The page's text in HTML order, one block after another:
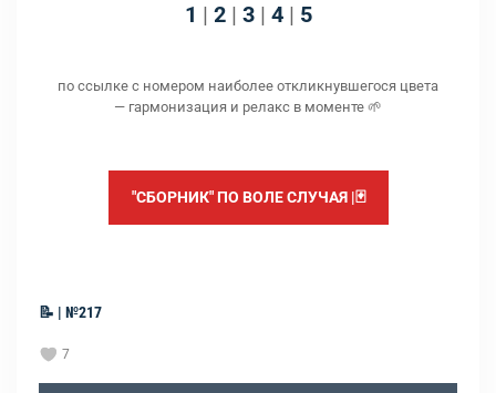
1 | 2 | 3 | 4 | 5
по ссылке с номером наиболее откликнувшегося цвета
— гармонизация и релакс в моменте 🌱
"СБОРНИК" ПО ВОЛЕ СЛУЧАЯ |🃏
📝 | №217
7